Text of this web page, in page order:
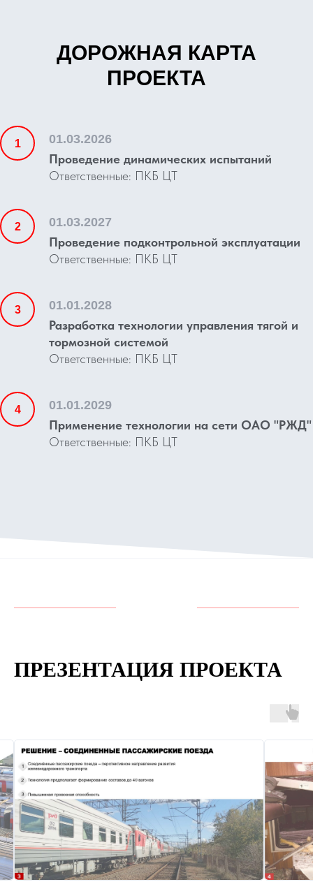
ДОРОЖНАЯ КАРТА
ПРОЕКТА
01.03.2026
Проведение динамических испытаний
Ответственные: ПКБ ЦТ
01.03.2027
Проведение подконтрольной эксплуатации
Ответственные: ПКБ ЦТ
01.01.2028
Разработка технологии управления тягой и
тормозной системой
Ответственные: ПКБ ЦТ
01.01.2029
Применение технологии на сети ОАО "РЖД"
Ответственные: ПКБ ЦТ
ПРЕЗЕНТАЦИЯ ПРОЕКТА